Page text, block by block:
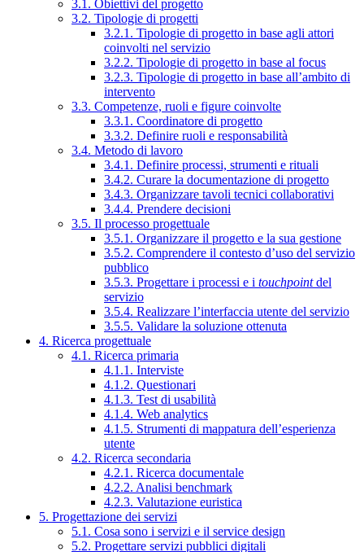
3.1. Obiettivi del progetto
3.2. Tipologie di progetti
3.2.1. Tipologie di progetto in base agli attori
coinvolti nel servizio
3.2.2. Tipologie di progetto in base al focus
3.2.3. Tipologie di progetto in base all’ambito di
intervento
3.3. Competenze, ruoli e figure coinvolte
3.3.1. Coordinatore di progetto
3.3.2. Definire ruoli e responsabilità
3.4. Metodo di lavoro
3.4.1. Definire processi, strumenti e rituali
3.4.2. Curare la documentazione di progetto
3.4.3. Organizzare tavoli tecnici collaborativi
3.4.4. Prendere decisioni
3.5. Il processo progettuale
3.5.1. Organizzare il progetto e la sua gestione
3.5.2. Comprendere il contesto d’uso del servizio
pubblico
3.5.3. Progettare i processi e i touchpointdel
servizio
3.5.4. Realizzare l’interfaccia utente del servizio
3.5.5. Validare la soluzione ottenuta
4. Ricerca progettuale
4.1. Ricerca primaria
4.1.1. Interviste
4.1.2. Questionari
4.1.3. Test di usabilità
4.1.4. Web analytics
4.1.5. Strumenti di mappatura dell’esperienza
utente
4.2. Ricerca secondaria
4.2.1. Ricerca documentale
4.2.2. Analisi benchmark
4.2.3. Valutazione euristica
5. Progettazione dei servizi
5.1. Cosa sono i servizi e il service design
5.2. Progettare servizi pubblici digitali